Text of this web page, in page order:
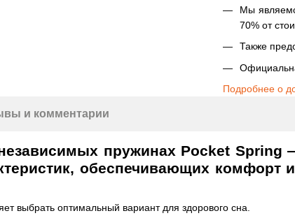
Мы
70% от
Также
Подробнее о
и комментарии
пружинах Pocket Spring
обеспечивающих комфорт
выбрать оптимальный вариант для здорового сна.